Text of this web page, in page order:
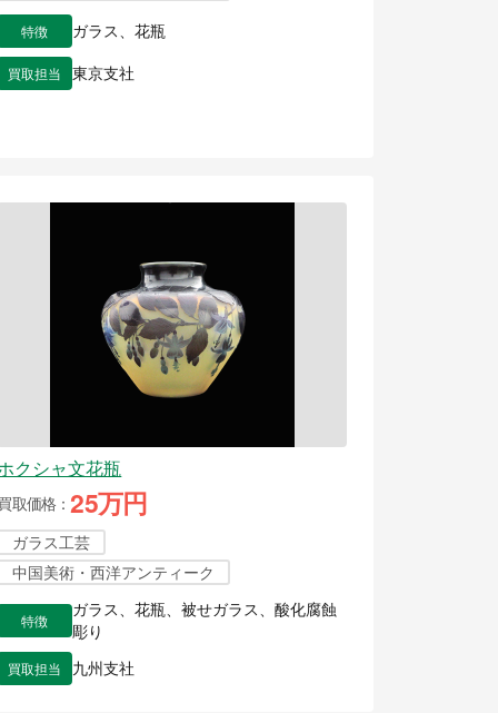
特徴 ガラス、花瓶
買取担当 東京支社
クシャ文花瓶
取価格 25万円
ガラス工芸
中国美術・西洋アンティーク
特徴
ガラス、花瓶、被せガラス、酸化腐蝕
彫り
買取担当 九州支社